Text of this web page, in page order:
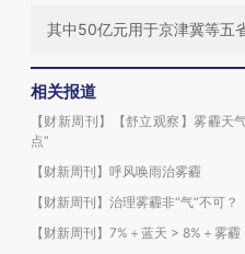
其中50亿元用于京津冀等五
相关报道
【财新周刊】【舒立观察】雾霾天
点”
【财新周刊】呼风唤雨治雾霾
【财新周刊】治理雾霾非“气”不可？
【财新周刊】7%＋蓝天 > 8%＋雾霾